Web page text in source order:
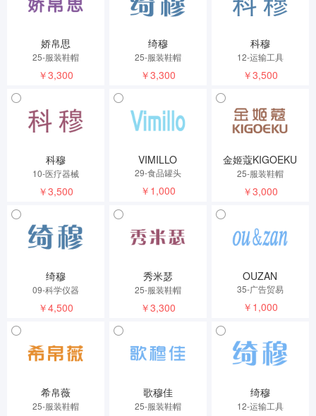
娇帛思
25-服装鞋帽
￥3,300
绮穆
25-服装鞋帽
￥3,300
科穆
12-运输工具
￥3,500
科穆
10-医疗器械
￥3,500
VIMILLO
29-食品罐头
￥1,000
金姬蔻KIGOEKU
25-服装鞋帽
￥3,000
绮穆
09-科学仪器
￥4,500
秀米瑟
25-服装鞋帽
￥3,300
OUZAN
35-广告贸易
￥1,000
希帛薇
25-服装鞋帽
歌穆佳
25-服装鞋帽
绮穆
12-运输工具